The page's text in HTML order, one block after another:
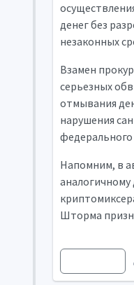
денег без
незаконных
Взамен
серьезных
отмывания
нарушения
Напомним, в
аналогичному
Шторма